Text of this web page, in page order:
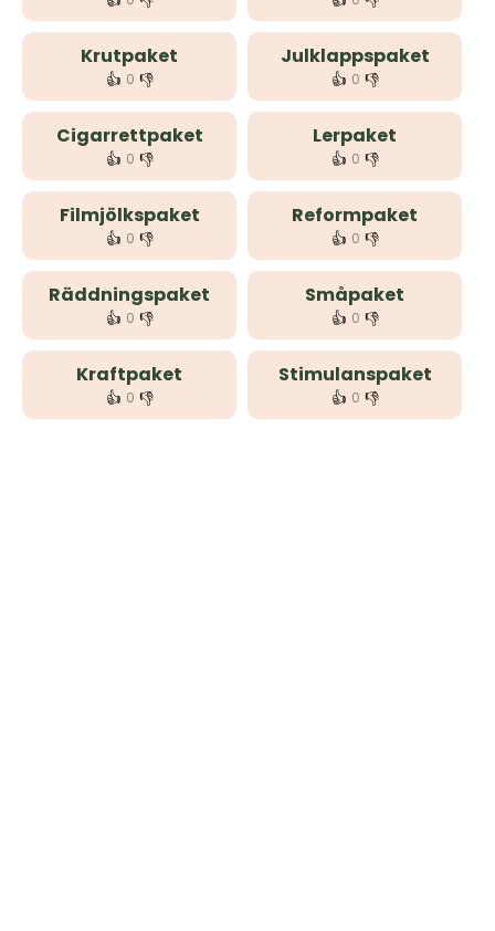
Krutpaket
👍 0 👎
Julklappspaket
👍 0 👎
Cigarrettpaket
👍 0 👎
Lerpaket
👍 0 👎
Filmjölkspaket
👍 0 👎
Reformpaket
👍 0 👎
Räddningspaket
👍 0 👎
Småpaket
👍 0 👎
Kraftpaket
👍 0 👎
Stimulanspaket
👍 0 👎